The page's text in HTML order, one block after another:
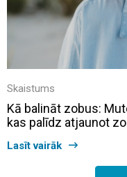
Skaistums
Kā balināt zobus:
kas palīdz atjaunot
Lasīt vairāk